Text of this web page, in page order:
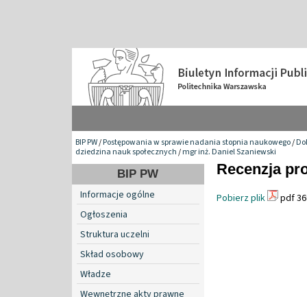
BIP PW/Postępowania w sprawie nadania stopnia naukowego/
dziedzina nauk społecznych/mgr inż. Daniel Szaniewski
BIP PW
Informacje ogólne
Ogłoszenia
Struktura uczelni
Skład osobowy
Władze
Wewnętrzne akty prawne
Recenzja
Pobierz plik pdf